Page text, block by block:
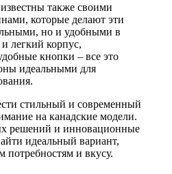
также своими
которые делают эти
но и удобными в
легкий корпус,
кнопки – все это
идеальными для
стильный и современный
на канадские модели.
решений и инновационные
идеальный вариант,
и вкусу.